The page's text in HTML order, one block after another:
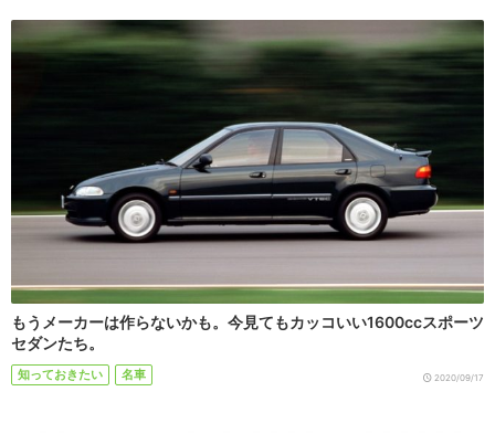
もうメーカーは作らないかも。今見てもカッコいい1600ccスポーツ
セダンたち。
知っておきたい 名車 2020/09/17